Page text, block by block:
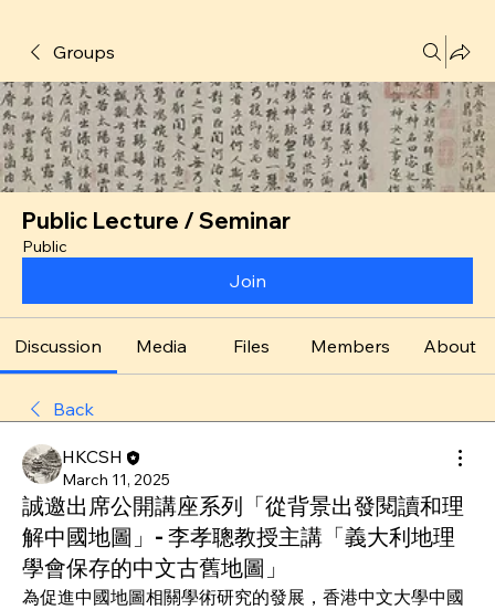
Groups
Public Lecture / Seminar
Public
Join
Discussion Media Files Members About
Back
HKCSH
March 11, 2025
誠邀出席公開講座系列「從背景出發閱讀和理
解中國地圖」- 李孝聰教授主講「義大利地理
學會保存的中文古舊地圖」
為促進中國地圖相關學術研究的發展，香港中文大學中國